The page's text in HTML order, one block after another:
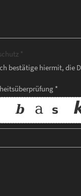
*
bestätige hiermit, die
*